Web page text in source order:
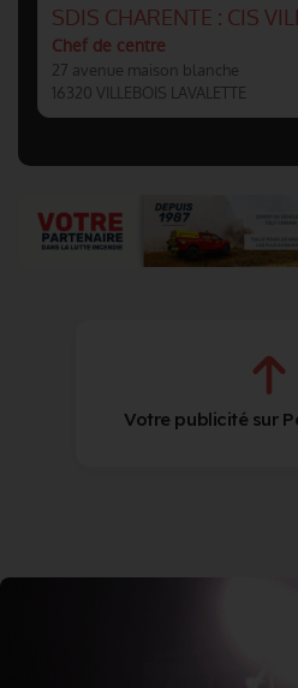
SDIS CHARENTE : CIS
Chef de centre
27 avenue maison blanche
16320 VILLEBOIS LAVALETTE
Votre publicité sur